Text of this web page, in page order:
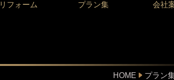
リフォーム
プラン集
会社
HOME プラン